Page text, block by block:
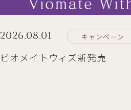
2026.08.01 キャンペーン
ビオメイトウィズ新発売